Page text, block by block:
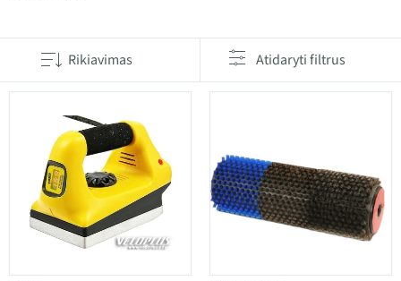
Rikiavimas Atidaryti filtrus